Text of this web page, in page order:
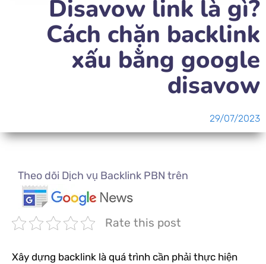
Disavow link là gì?
Cách chặn backlink
xấu bằng google
disavow
29/07/2023
Theo dõi Dịch vụ Backlink PBN trên
Rate this post
Xây dựng backlink là quá trình cần phải thực hiện